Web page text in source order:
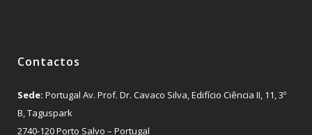
Contactos
Sede: Portugal Av. Prof. Dr. Cavaco Silva, Edifício Ciência II, 11, 3º
B, Taguspark
2740-120 Porto Salvo – Portugal